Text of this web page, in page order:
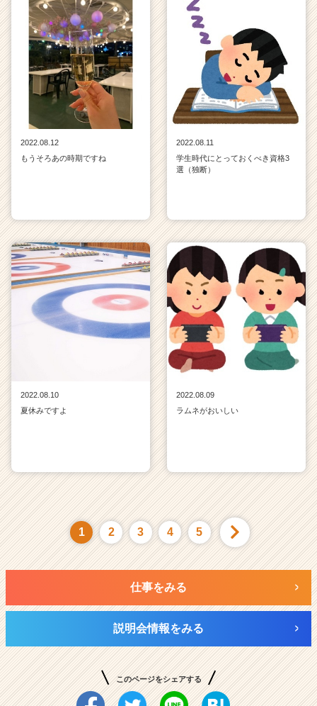
2022.08.12
もうそろあの時期ですね
2022.08.11
学生時代にとっておくべき資格3
選（独断）
2022.08.10
夏休みですよ
2022.08.09
ラムネがおいしい
1 2 3 4 5
仕事をみる
説明会情報をみる
このページをシェアする